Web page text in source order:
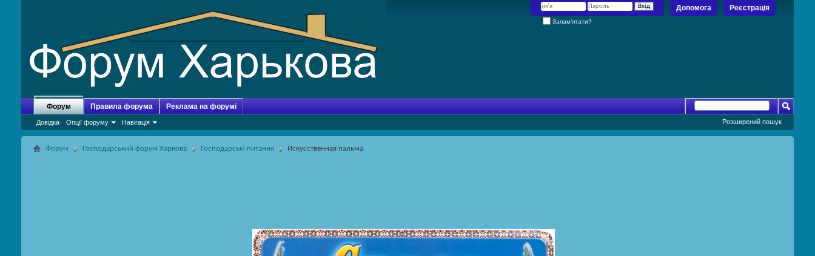
Реєстрація
Допомога
Запам’ятати?
Форум
Довідка Опції форуму Навігація
Правила форума Реклама на форумі
Розширений пошук
Форум Господарський форум Харкова Господарські питання Искусственная пальма